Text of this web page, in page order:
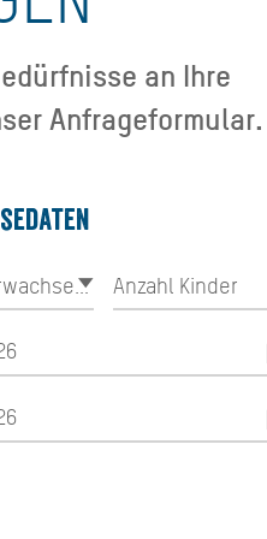
an Ihre
Anfrageformular.